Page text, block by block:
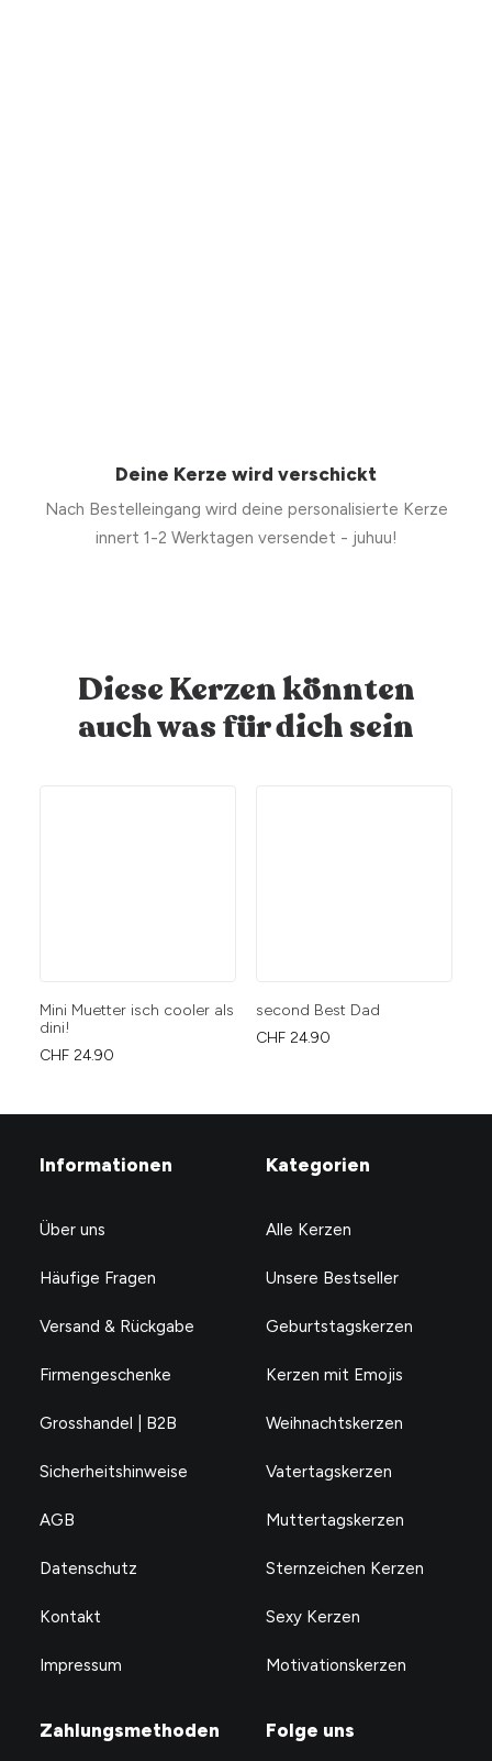
Deine Kerze wird verschickt
Nach Bestelleingang wird deine personalisierte Kerze
innert 1-2 Werktagen versendet - juhuu!
Diese Kerzen könnten
auch was für dich sein
Mini Muetter isch cooler als
dini!
CHF 24.90
second Best Dad
CHF 24.90
Informationen
Über uns
Häufige Fragen
Versand & Rückgabe
Firmengeschenke
Grosshandel | B2B
Sicherheitshinweise
AGB
Datenschutz
Kontakt
Impressum
Kategorien
Alle Kerzen
Unsere Bestseller
Geburtstagskerzen
Kerzen mit Emojis
Weihnachtskerzen
Vatertagskerzen
Muttertagskerzen
Sternzeichen Kerzen
Sexy Kerzen
Motivationskerzen
Zahlungsmethoden Folge uns